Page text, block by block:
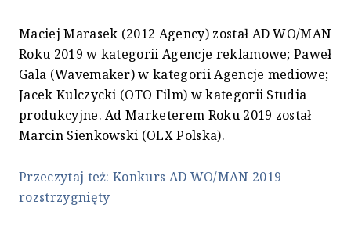
Maciej Marasek (2012 Agency) został AD WO/MAN
Roku 2019 w kategorii Agencje reklamowe; Paweł
Gala (Wavemaker) w kategorii Agencje mediowe;
Jacek Kulczycki (OTO Film) w kategorii Studia
produkcyjne. Ad Marketerem Roku 2019 został
Marcin Sienkowski (OLX Polska).
Przeczytaj też: Konkurs AD WO/MAN 2019
rozstrzygnięty